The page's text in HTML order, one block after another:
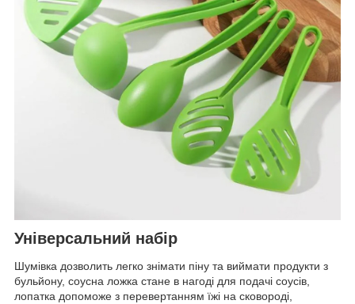
Універсальний набір
Шумівка дозволить легко знімати піну та виймати продукти з
бульйону, соусна ложка стане в нагоді для подачі соусів,
лопатка допоможе з перевертанням їжі на сковороді,